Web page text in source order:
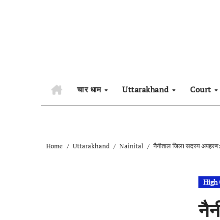
चार धाम Uttarakhand Court
Home Uttarakhand Nainital नैनीताल जिला सदस्य अपहरण:
High